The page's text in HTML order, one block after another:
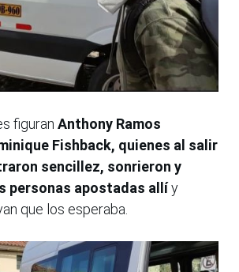
figuran Anthony Ramos
Fishback, quienes al salir
sencillez, sonrieron y
personas apostadas allíy
que los esperaba.